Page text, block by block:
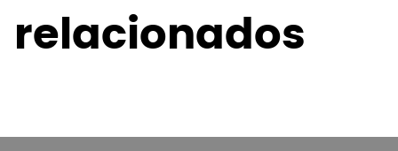
relacionados